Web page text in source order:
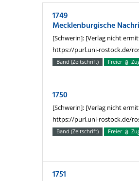
1749
Mecklenburgische
[Schwerin]: [Verlag nicht
https://purl.uni-rostock.de/
Band (Zeitschrift) Freier
1750
[Schwerin]: [Verlag nicht
https://purl.uni-rostock.de/
Band (Zeitschrift) Freier
1751